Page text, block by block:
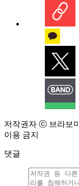
저작권자 ⓒ 브라보
이용 금지
댓글